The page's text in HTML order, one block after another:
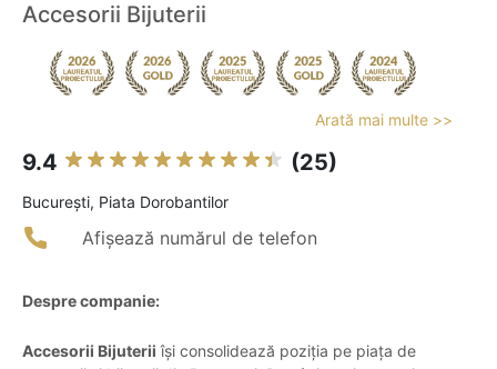
Accesorii Bijuterii
Arată mai multe >>
9.4 (25)
Bucureşti, Piata Dorobantilor
Afișează numărul de telefon
Despre companie:
Accesorii Bijuterii își consolidează poziția pe piața de